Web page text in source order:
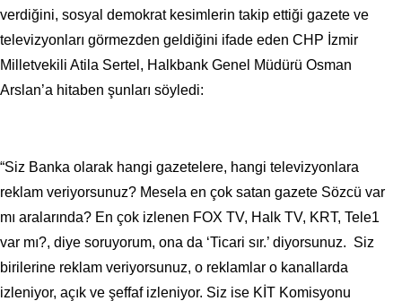
verdiğini, sosyal demokrat kesimlerin takip ettiği gazete ve
televizyonları görmezden geldiğini ifade eden CHP İzmir
Milletvekili Atila Sertel, Halkbank Genel Müdürü Osman
Arslan’a hitaben şunları söyledi:
“Siz Banka olarak hangi gazetelere, hangi televizyonlara
reklam veriyorsunuz? Mesela en çok satan gazete Sözcü var
mı aralarında? En çok izlenen FOX TV, Halk TV, KRT, Tele1
var mı?, diye soruyorum, ona da ‘Ticari sır.’ diyorsunuz. Siz
birilerine reklam veriyorsunuz, o reklamlar o kanallarda
izleniyor, açık ve şeffaf izleniyor. Siz ise KİT Komisyonu